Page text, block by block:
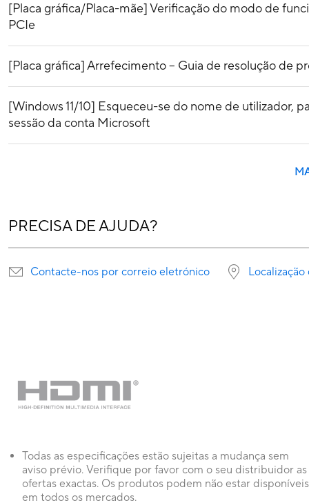
PRECISA DE AJUDA?
Contacte-nos por correio eletrónico
[Placa gráfica/Placa-mãe] Verificação do modo de
PCIe
[Placa gráfica] Arrefecimento – Guia de resolução de
[Windows 11/10] Esqueceu-se do nome de utilizador,
sessão da conta Microsoft
Todas as especificações estão sujeitas a mudança sem
aviso prévio. Verifique por favor com o seu distribuidor as
ofertas exactas. Os produtos podem não estar disponíveis
em todos os mercados.